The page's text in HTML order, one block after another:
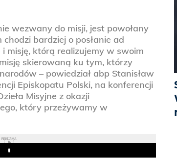
wezwany do misji, jest powołany
bardziej o posłanie ad
misję, którą realizujemy w swoim
skierowaną ku tym, którzy
– powiedział abp Stanisław
Episkopatu Polski, na konferencji
Misyjne z okazji
który przeżywamy w
REKLAMA
Play